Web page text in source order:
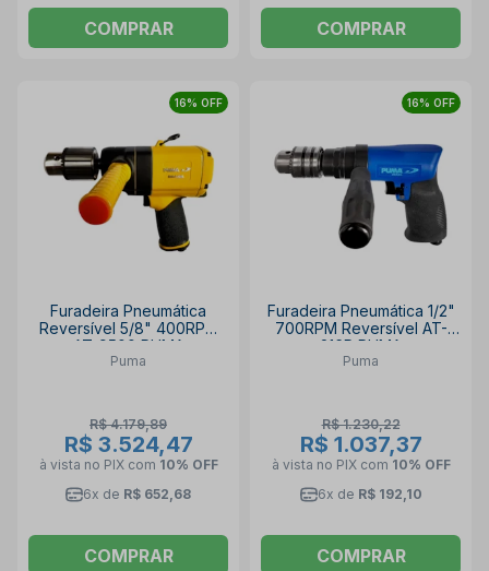
COMPRAR COMPRAR
16% OFF
Furadeira Pneumática
Reversível 5/8" 400RPM
AT-9500 PUMA
Puma
R$ 4.179,89
R$ 3.524,47
à vista no PIX com 10% OFF
6x de R$ 652,68
COMPRAR
16% OFF
Furadeira Pneumática 1/2"
700RPM Reversível AT-
216P PUMA
Puma
R$ 1.230,22
R$ 1.037,37
à vista no PIX com 10% OFF
6x de R$ 192,10
COMPRAR